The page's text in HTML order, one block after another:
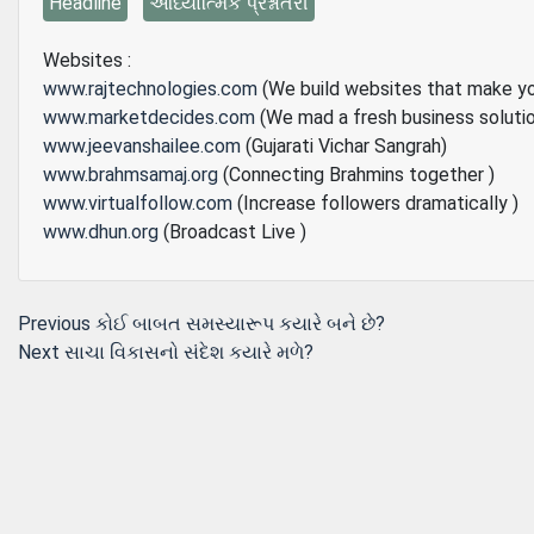
Websites :
www.rajtechnologies.com (We build websites that make
www.marketdecides.com (We mad a fresh business
www.jeevanshailee.com (Gujarati Vichar Sangrah)
www.brahmsamaj.org (Connecting Brahmins together )
www.virtualfollow.com (Increase followers dramatically )
www.dhun.org (Broadcast Live )
Post
Previous Previous
post:
કોઈ બાબત સમસ્યારૂપ કયારે બને છે?
Next Next
સાચા વિકાસનો સંદેશ કયારે મળે?